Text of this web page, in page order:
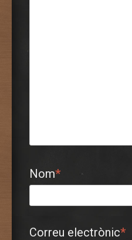
Nom*
Correu electrònic*